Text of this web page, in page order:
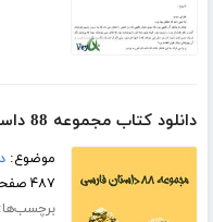
دانلود کتاب مجموعه 88 داستان فارسی
موضوع:
۴۸۷ صفحه
برچسب‌ها: